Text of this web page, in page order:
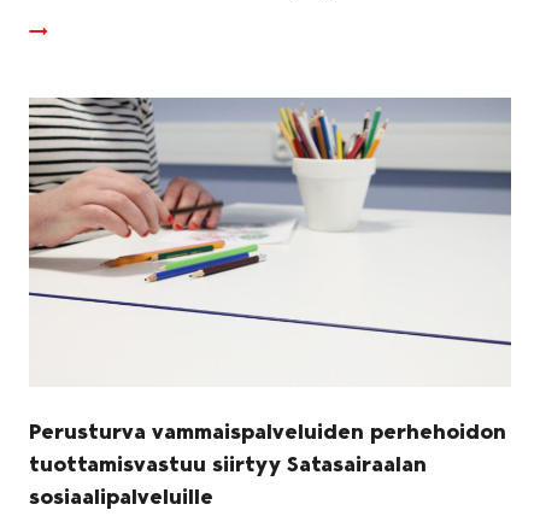
Perusturva vammaispalveluiden perhehoidon
tuottamisvastuu siirtyy Satasairaalan
sosiaalipalveluille